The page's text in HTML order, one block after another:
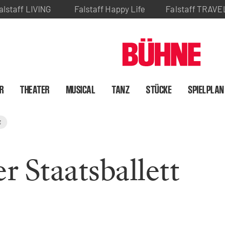
LIVING Falstaff Happy Life Falstaff TRAVEL
THEATER MUSICAL TANZ STÜCKE SPIELPLAN
Staatsballett